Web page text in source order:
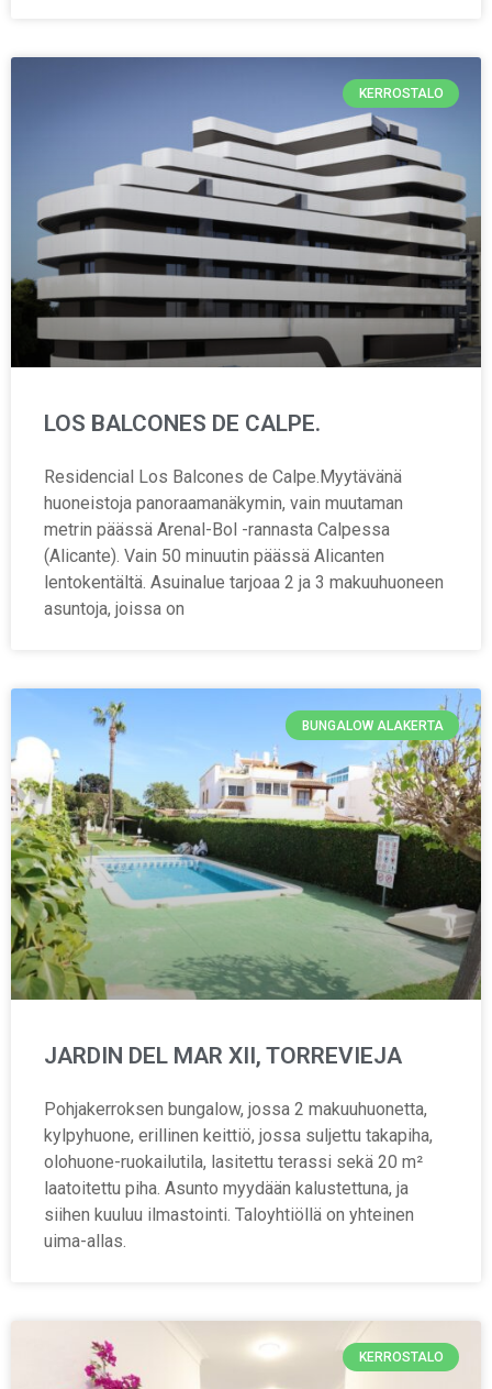
KERROSTALO
LOS BALCONES DE CALPE.
Residencial Los Balcones de Calpe.Myytävänä
huoneistoja panoraamanäkymin, vain muutaman
metrin päässä Arenal-Bol -rannasta Calpessa
(Alicante). Vain 50 minuutin päässä Alicanten
lentokentältä. Asuinalue tarjoaa 2 ja 3 makuuhuoneen
asuntoja, joissa on
BUNGALOW ALAKERTA
JARDIN DEL MAR XII, TORREVIEJA
Pohjakerroksen bungalow, jossa 2 makuuhuonetta,
kylpyhuone, erillinen keittiö, jossa suljettu takapiha,
olohuone-ruokailutila, lasitettu terassi sekä 20 m²
laatoitettu piha. Asunto myydään kalustettuna, ja
siihen kuuluu ilmastointi. Taloyhtiöllä on yhteinen
uima-allas.
KERROSTALO